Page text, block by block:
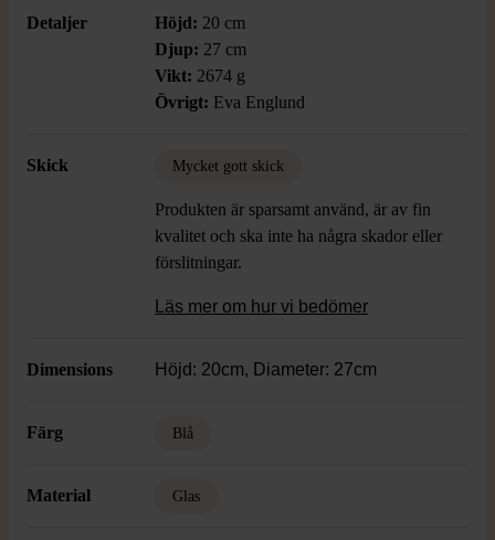
Detaljer Höjd: 20 cm
Djup: 27 cm
Vikt: 2674 g
Övrigt: Eva Englund
Skick Mycket gott skick
Produkten är sparsamt använd, är av fin
kvalitet och ska inte ha några skador eller
förslitningar.
Läs mer om hur vi bedömer
Dimensions Höjd: 20cm, Diameter: 27cm
Färg Blå
Material Glas